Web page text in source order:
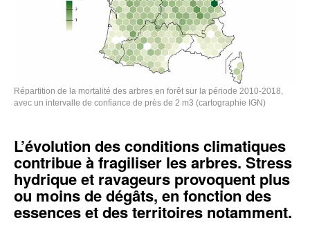
Répartition de la mortalité des arbres en forêt sur la période 2010-2018,
avec un intervalle de confiance de près de 2 m3 (cartographie IGN)
L’évolution des conditions climatiques
contribue à fragiliser les arbres. Stress
hydrique et ravageurs provoquent plus
ou moins de dégâts, en fonction des
essences et des territoires notamment.